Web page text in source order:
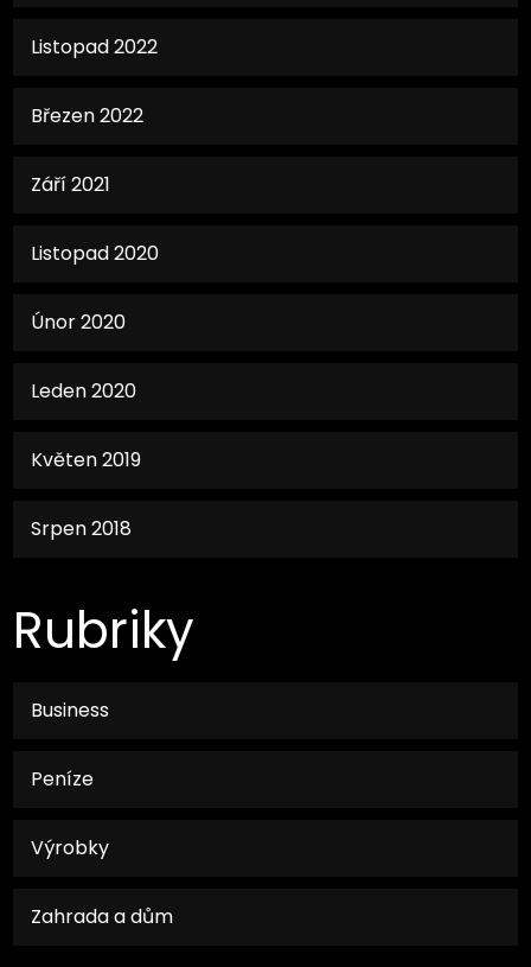
Listopad 2022
Březen 2022
Září 2021
Listopad 2020
Únor 2020
Leden 2020
Květen 2019
Srpen 2018
Rubriky
Business
Peníze
Výrobky
Zahrada a dům